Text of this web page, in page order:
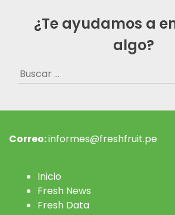
¿Te ayudamos a
algo?
Buscar:
Correo:informes@freshfruit.pe
Inicio
Fresh News
Fresh Data